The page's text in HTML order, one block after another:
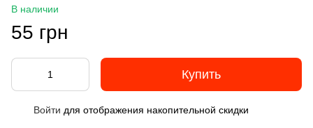
В наличии
55 грн
Купить
Войти для отображения накопительной скидки